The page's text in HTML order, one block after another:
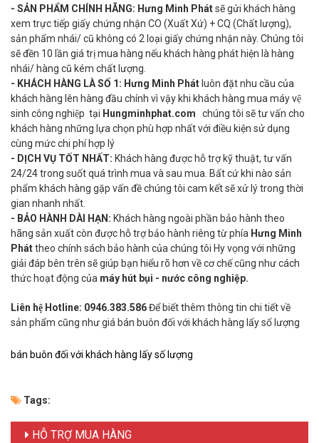
- SẢN PHẨM CHÍNH HÃNG: Hưng Minh Phátsẽ gửi khách hàng
xem trực tiếp giấy chứng nhận CO (Xuất Xứ) + CQ (Chất lượng),
sản phẩm nhái/ cũ không có 2 loại giấy chứng nhận này. Chúng tôi
sẽ đền 10 lần giá trị mua hàng nếu khách hàng phát hiện là hàng
nhái/ hàng cũ kém chất lượng.
- KHÁCH HÀNG LÀ SỐ 1: Hưng Minh Phát luôn đặt nhu cầu của
khách hàng lên hàng đầu chính vì vậy khi khách hàng mua máy vệ
sinh công nghiệp tại Hungminhphat.com chúng tôi sẽ tư vấn cho
khách hàng những lựa chọn phù hợp nhất với điều kiện sử dụng
cùng mức chi phí hợp lý
- DỊCH VỤ TỐT NHẤT: Khách hàng được hỗ trợ kỹ thuật, tư vấn
24/24 trong suốt quá trình mua và sau mua. Bất cứ khi nào sản
phẩm khách hàng gặp vấn đề chúng tôi cam kết sẽ xử lý trong thời
gian nhanh nhất.
- BẢO HÀNH DÀI HẠN: Khách hàng ngoài phần bảo hành theo
hãng sản xuất còn được hỗ trợ bảo hành riêng từ phía Hưng Minh
Pháttheo chính sách bảo hành của chúng tôi Hy vọng với những
giải đáp bên trên sẽ giúp bạn hiểu rõ hơn về cơ chế cũng như cách
thức hoạt động của máy hút bụi - nước công nghiệp.
Liên hệ Hotline: 0946.383.586Để biết thêm thông tin chi tiết về
sản phẩm cũng như giá bán buôn đối với khách hàng lấy số lượng
bán buôn đối với khách hàng lấy số lượng
Tags:
HỖ TRỢ MUA HÀNG